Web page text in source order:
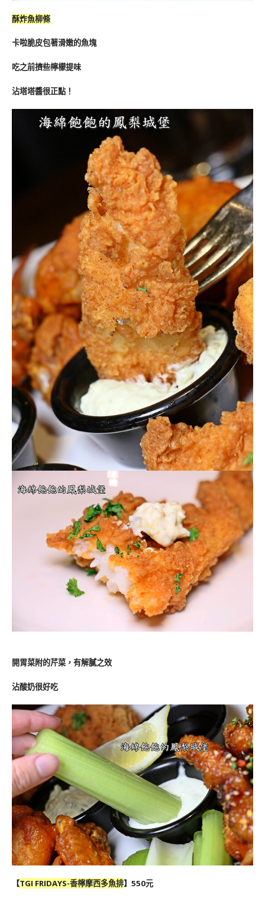
酥炸魚柳條
卡啦脆皮包著滑嫩的魚塊
吃之前擠些檸檬提味
沾塔塔醬很正點！
開胃菜附的芹菜，有解膩之效
沾酸奶很好吃
【TGI FRIDAYS-香檸摩西多魚排】550元